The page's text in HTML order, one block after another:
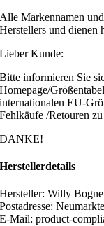
Alle Markennamen
Herstellers und dienen
Lieber Kunde:
Bitte informieren Sie
Homepage/
internationalen EU-
Fehlkäufe /Retouren
DANKE!
Herstellerdetails
Hersteller: Willy
Postadresse:
E-Mail: product-